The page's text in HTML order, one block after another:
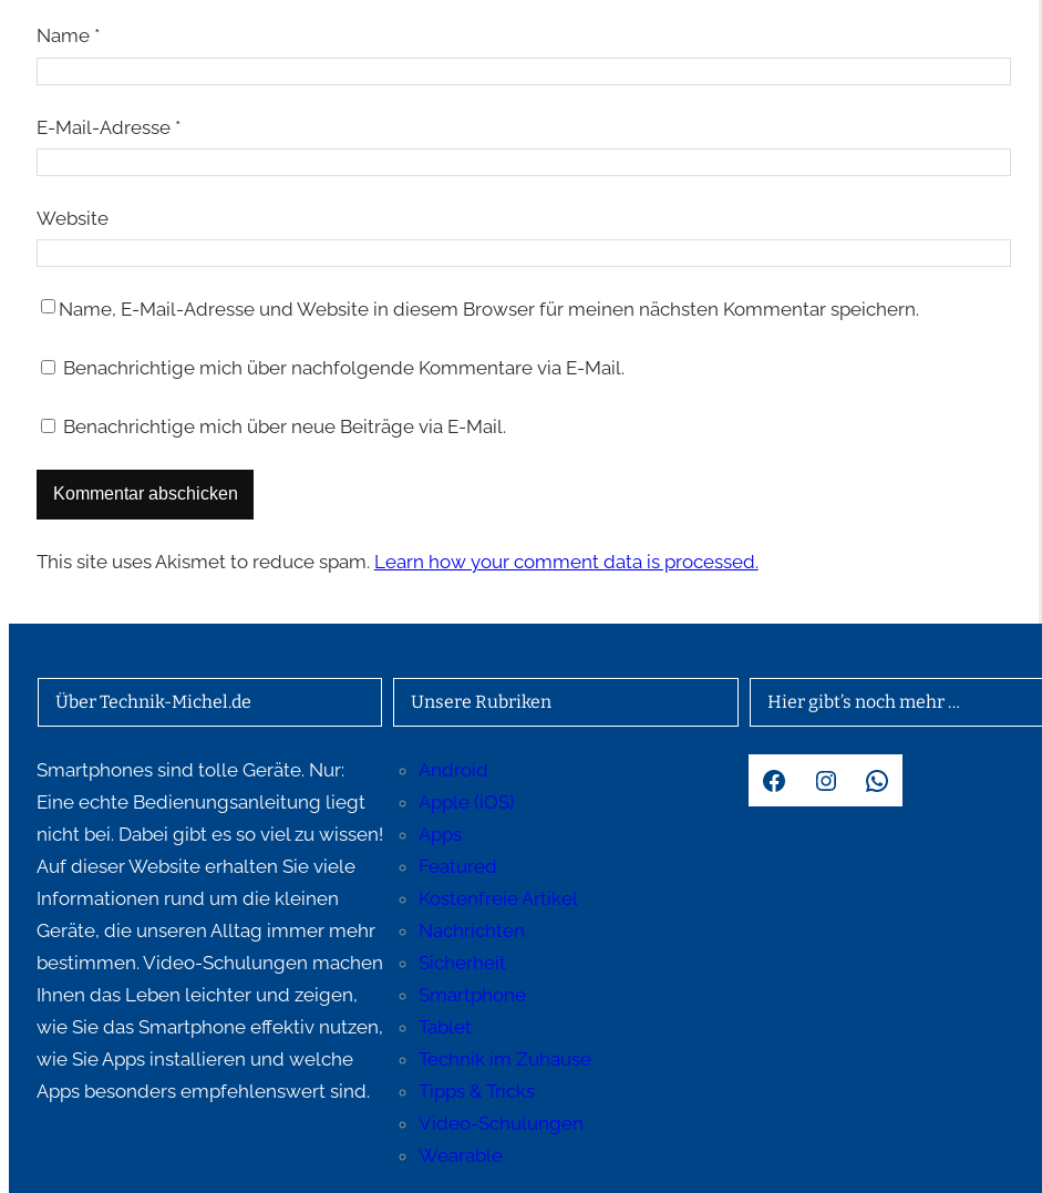
Name *
E-Mail-Adresse *
Website
Name, E-Mail-Adresse und Website in diesem Browser für meinen nächsten Kommentar speichern.
Benachrichtige mich über nachfolgende Kommentare via E-Mail.
Benachrichtige mich über neue Beiträge via E-Mail.
This site uses Akismet to reduce spam. Learn how your comment data is processed.
Über Technik-Michel.de
Smartphones sind tolle Geräte. Nur:
Eine echte Bedienungsanleitung liegt
nicht bei. Dabei gibt es so viel zu wissen!
Auf dieser Website erhalten Sie viele
Informationen rund um die kleinen
Geräte, die unseren Alltag immer mehr
bestimmen. Video-Schulungen machen
Ihnen das Leben leichter und zeigen,
wie Sie das Smartphone effektiv nutzen,
wie Sie Apps installieren und welche
Apps besonders empfehlenswert sind.
Unsere Rubriken
Android
Apple (iOS)
Apps
Featured
Kostenfreie Artikel
Nachrichten
Sicherheit
Smartphone
Tablet
Technik im Zuhause
Tipps & Tricks
Video-Schulungen
Wearable
Hier gibt’s noch mehr …
Facebook Instagram WhatsApp